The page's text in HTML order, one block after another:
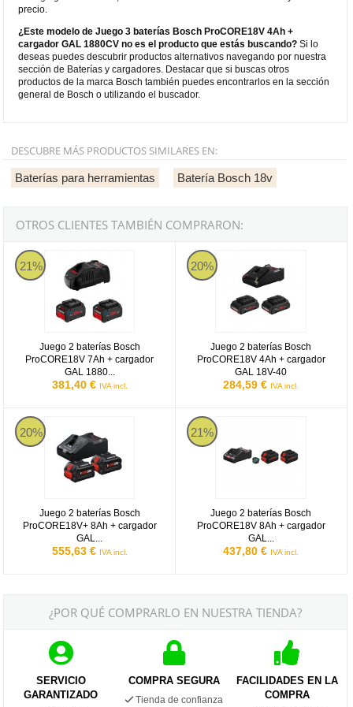
precio.
¿Este modelo de Juego 3 baterías Bosch ProCORE18V 4Ah +
cargador GAL 1880CV no es el producto que estás buscando? Si lo
deseas puedes descubrir productos alternativos navegando por nuestra
sección de Baterías y cargadores. Destacar que si buscas otros
productos de la marca Bosch también puedes encontrarlos en la sección
general de Bosch o utilizando el buscador.
DESCUBRE MÁS PRODUCTOS SIMILARES EN:
Baterías para herramientas Batería Bosch 18v
OTROS CLIENTES TAMBIÉN COMPRARON:
21%
Juego 2 baterías Bosch
ProCORE18V 7Ah + cargador
GAL 1880...
381,40 € IVA incl.
Juego 2 baterías Bosch ProCORE18V 7Ah + cargador GAL 1880
20%
Juego 2 baterías Bosch
ProCORE18V 4Ah + cargador
GAL 18V-40
284,59 € IVA incl.
Juego 2 baterías Bosch
20%
Juego 2 baterías Bosch
ProCORE18V+ 8Ah + cargador
GAL...
555,63 € IVA incl.
Juego 2 baterías Bosch ProCORE18V+ 8Ah + cargador GAL 18V-
21%
Juego 2 baterías Bosch
ProCORE18V 8Ah + cargador
GAL...
437,80 € IVA incl.
Juego 2 baterías Bosch
¿POR QUÉ COMPRARLO EN NUESTRA TIENDA?
SERVICIO
GARANTIZADO
COMPRA SEGURA
Tienda de confianza
FACILIDADES EN LA
COMPRA